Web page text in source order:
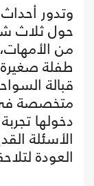
وتدور
حول ثلاث
من
طفلة
قبالة
متخصصة في
دخولها
الأسئلة
العودة